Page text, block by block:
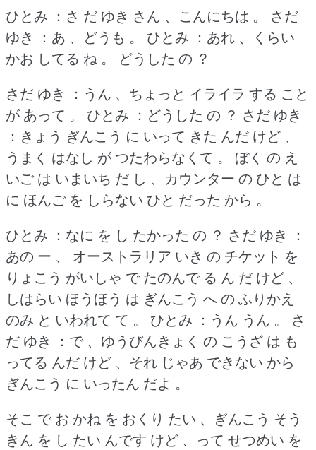
ひとみ ：さ だ ゆき さん 、こんにちは 。
さだ
ゆき ：あ 、どうも 。
ひとみ ：あれ 、くらい
かお してる ね 。
どうした の ？
さだ ゆき ：うん 、ちょっと イライラ する こと
が あって 。
ひとみ ：どうした の ？ さだ ゆき
：きょう ぎんこう に いって きた んだ けど 、
うまく はなし が つたわらなくて 。
ぼく の え
いご は いまいち だ し 、カウンター の ひと は
に ほんご を しらない ひと だった から 。
ひとみ ：なに を し たかった の ？ さだ ゆき ：
あの ー 、 オーストラリア いき の チケット を
りょこう がいしゃ で たのんで る ん だ けど 、
しはらい ほうほう は ぎんこう へ の ふりかえ
のみ と いわれて て 。
ひとみ ：うん うん 。
さ
だ ゆき ：で 、ゆうびんきょく の こうざ は も
ってる んだ けど 、それ じゃあ できない から
ぎんこう に いったん だよ 。
そこ で お かね を おくり たい 、ぎんこう そう
きん を し たい んです けど 、って せつめい を